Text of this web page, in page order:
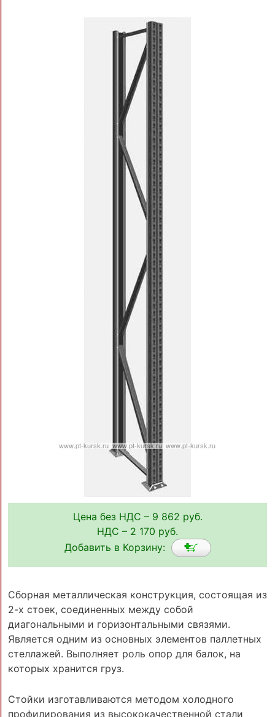
Цена без НДС – 9 862 руб.
НДС – 2 170 руб.
Добавить в Корзину:
Сборная металлическая конструкция, состоящая из
2-х стоек, соединенных между собой
диагональными и горизонтальными связями.
Является одним из основных элементов паллетных
стеллажей. Выполняет роль опор для балок, на
которых хранится груз.
Стойки изготавливаются методом холодного
профилирования из высококачественной стали